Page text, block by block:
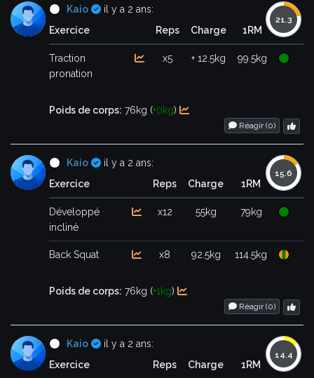
Kaio Certifié
il y a 2 ans:
Exercice
Reps Charge 1RM
Traction
pronation
x5 + 12.5kg 99.5kg
Poids de corps: 76kg (+0kg)
Réagir (0)
Kaio Certifié
il y a 2 ans:
Exercice
Reps Charge 1RM
Développé
incliné
x12 55kg 79kg
Back Squat x8 92.5kg 114.5kg
Poids de corps: 76kg (+1kg)
Réagir (0)
Kaio Certifié
il y a 2 ans:
Exercice
Reps Charge 1RM